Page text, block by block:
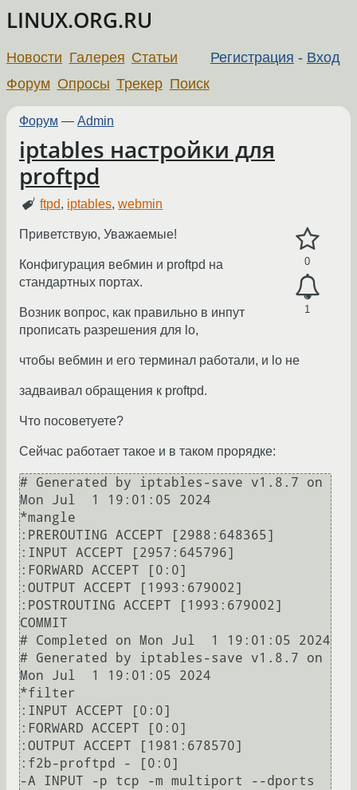
LINUX.ORG.RU
Регистрация - Вход
Новости Галерея Статьи
Форум Опросы Трекер Поиск
Форум — Admin
iptables настройки для
proftpd
ftpd, iptables,webmin
0
1
Приветствую, Уважаемые!
Конфигурация вебмин и proftpd на
стандартных портах.
Возник вопрос, как правильно в инпут
прописать разрешения для lo,
чтобы вебмин и его терминал работали, и lo не
задваивал обращения к proftpd.
Что посоветуете?
Сейчас работает такое и в таком прорядке:
# Generated by iptables-save v1.8.7 on
Mon Jul  1 19:01:05 2024
*mangle
:PREROUTING ACCEPT [2988:648365]
:INPUT ACCEPT [2957:645796]
:FORWARD ACCEPT [0:0]
:OUTPUT ACCEPT [1993:679002]
:POSTROUTING ACCEPT [1993:679002]
COMMIT
# Completed on Mon Jul  1 19:01:05 2024
# Generated by iptables-save v1.8.7 on
Mon Jul  1 19:01:05 2024
*filter
:INPUT ACCEPT [0:0]
:FORWARD ACCEPT [0:0]
:OUTPUT ACCEPT [1981:678570]
:f2b-proftpd - [0:0]
-A INPUT -p tcp -m multiport --dports